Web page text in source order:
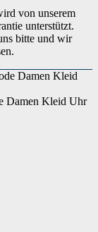
von unserem
unterstützt.
bitte und wir
Damen Kleid Uhr